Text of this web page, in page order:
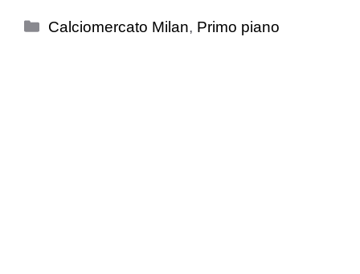
Categorie
Calciomercato Milan, Primo piano